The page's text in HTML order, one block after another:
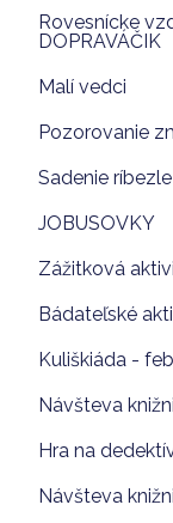
Rovesnícke
DOPRAVÁČIK
Malí vedci
Pozorovanie
Sadenie ríbezle
JOBUSOVKY
Zážitková
Bádateľské
Kuliškiáda -
Návšteva
Hra na
Návšteva